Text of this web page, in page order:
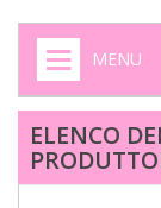
MENU
SIGARETTE
ELENCO